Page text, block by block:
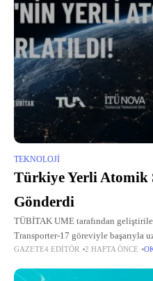
TEKNOLOJI
Türkiye Yerli Atomik
Gönderdi
TÜBİTAK UME tarafından
Transporter-17 göreviyle başarıyla
GAZETE4 EDITÖR 2 HAFTA ÖNCE